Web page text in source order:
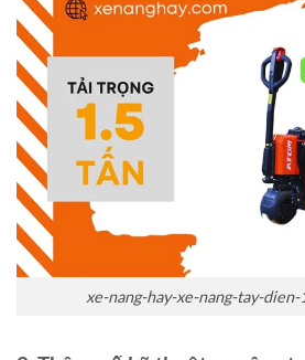
xe-nang-hay-xe-nang-tay-